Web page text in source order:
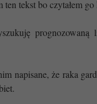
ten tekst bo czytałem
prognozowaną
napisane, że raka